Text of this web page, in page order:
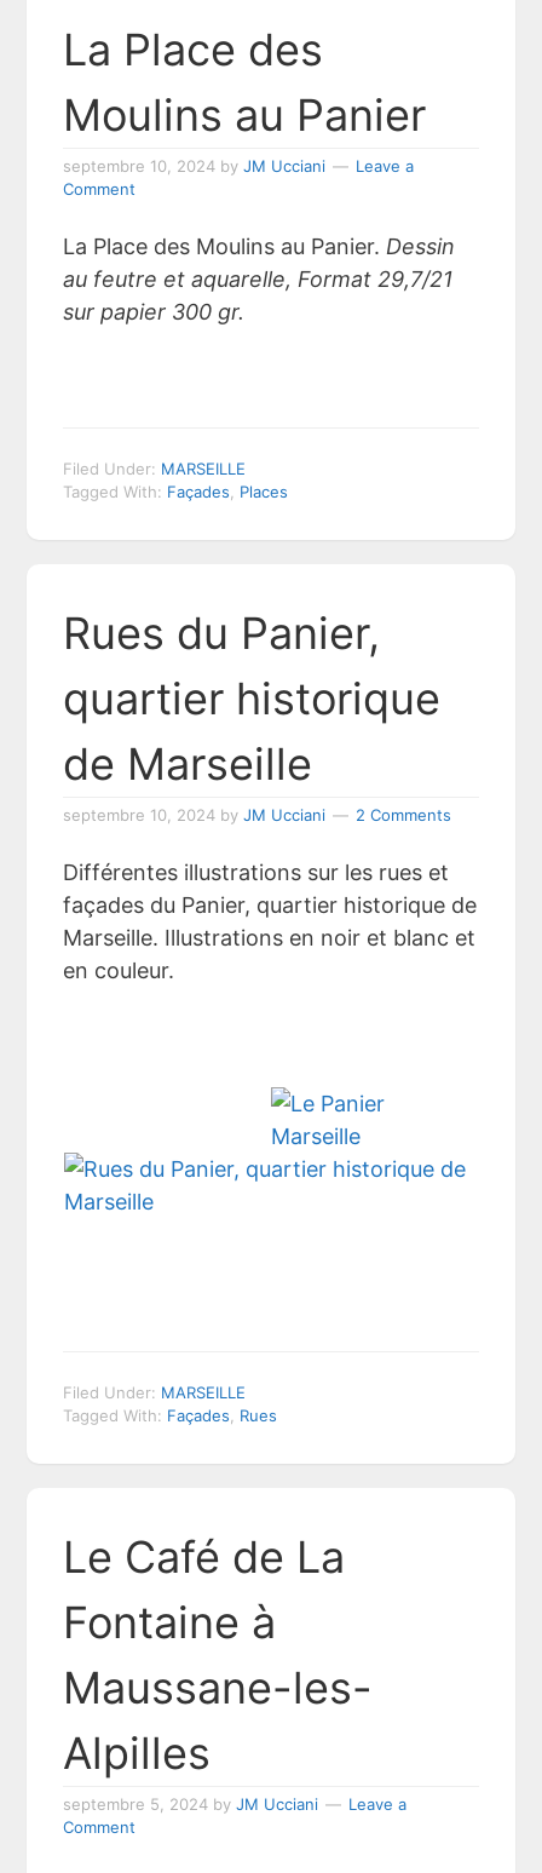
La Place des
Moulins au Panier
septembre 10, 2024 byJM Ucciani
Leave a
Comment
La Place des Moulins au Panier. Dessin
au feutre et aquarelle, Format 29,7/21
sur papier 300 gr.
Filed Under: MARSEILLE
Tagged With: Façades Places
Rues du Panier,
quartier historique
de Marseille
septembre 10, 2024 byJM Ucciani 2 Comments
Différentes illustrations sur les rues et
façades du Panier, quartier historique de
Marseille. Illustrations en noir et blanc et
en couleur.
Filed Under: MARSEILLE
Tagged With: Façades Rues
Le Café de La
Fontaine à
Maussane-les-
Alpilles
septembre 5, 2024 byJM Ucciani
Leave a
Comment